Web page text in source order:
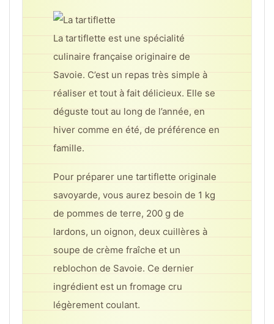
La tartiflette est une spécialité
culinaire française originaire de
Savoie. C’est un repas très simple à
réaliser et tout à fait délicieux. Elle se
déguste tout au long de l’année, en
hiver comme en été, de préférence en
famille.
Pour préparer une tartiflette originale
savoyarde, vous aurez besoin de 1 kg
de pommes de terre, 200 g de
lardons, un oignon, deux cuillères à
soupe de crème fraîche et un
reblochon de Savoie. Ce dernier
ingrédient est un fromage cru
légèrement coulant.